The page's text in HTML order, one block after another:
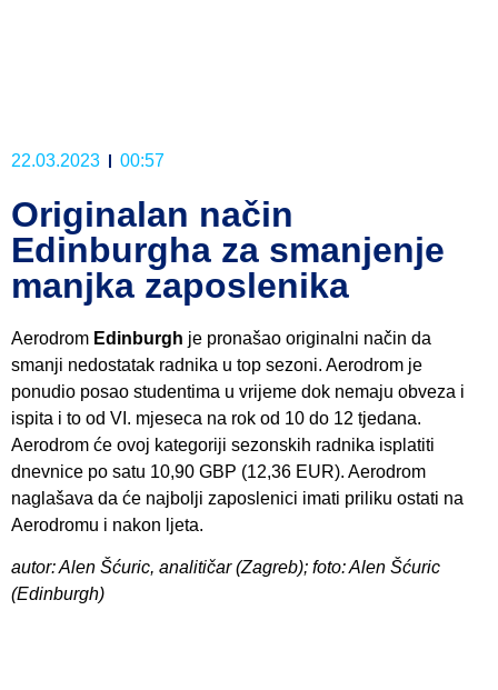
22.03.2023 00:57
Originalan način
Edinburgha za smanjenje
manjka zaposlenika
Aerodrom Edinburgh je pronašao originalni način da
smanji nedostatak radnika u top sezoni. Aerodrom je
ponudio posao studentima u vrijeme dok nemaju obveza i
ispita i to od VI. mjeseca na rok od 10 do 12 tjedana.
Aerodrom će ovoj kategoriji sezonskih radnika isplatiti
dnevnice po satu 10,90 GBP (12,36 EUR). Aerodrom
naglašava da će najbolji zaposlenici imati priliku ostati na
Aerodromu i nakon ljeta.
autor: Alen Šćuric, analitičar (Zagreb); foto: Alen Šćuric
(Edinburgh)